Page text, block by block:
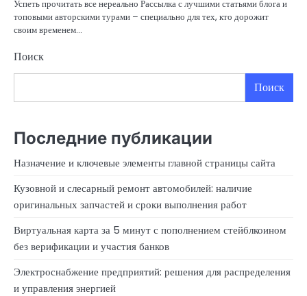
Успеть прочитать все нереально Рассылка с лучшими статьями блога и
топовыми авторскими турами – специально для тех, кто дорожит
своим временем…
Поиск
Поиск
Последние публикации
Назначение и ключевые элементы главной страницы сайта
Кузовной и слесарный ремонт автомобилей: наличие
оригинальных запчастей и сроки выполнения работ
Виртуальная карта за 5 минут с пополнением стейблкоином
без верификации и участия банков
Электроснабжение предприятий: решения для распределения
и управления энергией